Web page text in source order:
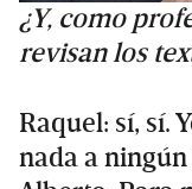
¿Y, como
revisan los
Raquel: sí, sí.
nada a